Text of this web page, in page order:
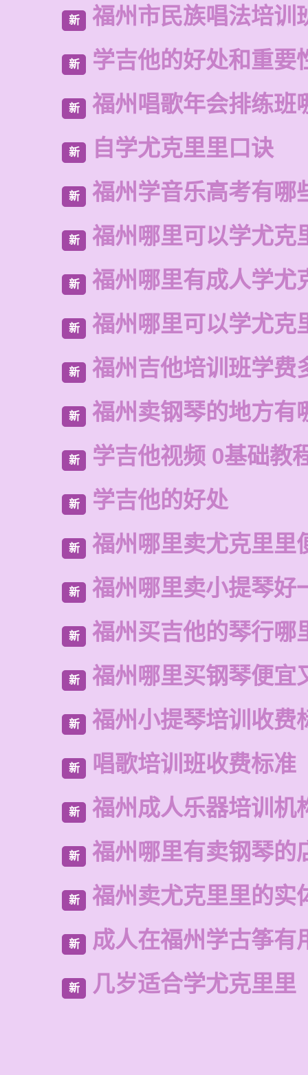
新 福州市民族唱法培训
新 学吉他的好处和重要
新 福州唱歌年会排练班
新 自学尤克里里口诀
新 福州学音乐高考有哪
新 福州哪里可以学尤克
新 福州哪里有成人学尤
新 福州哪里可以学尤克
新 福州吉他培训班学费
新 福州卖钢琴的地方有
新 学吉他视频 0基础教
新 学吉他的好处
新 福州哪里卖尤克里里
新 福州哪里卖小提琴好
新 福州买吉他的琴行哪
新 福州哪里买钢琴便宜
新 福州小提琴培训收费
新 唱歌培训班收费标准
新 福州成人乐器培训机
新 福州哪里有卖钢琴的
新 福州卖尤克里里的实
新 成人在福州学古筝有
新 几岁适合学尤克里里